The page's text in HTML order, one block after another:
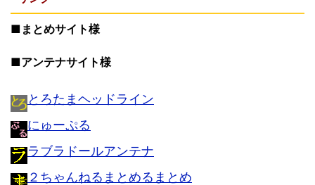
■まとめサイト様
■アンテナサイト様
とろたまヘッドライン
にゅーぷる
ラブラドールアンテナ
２ちゃんねるまとめるまとめ